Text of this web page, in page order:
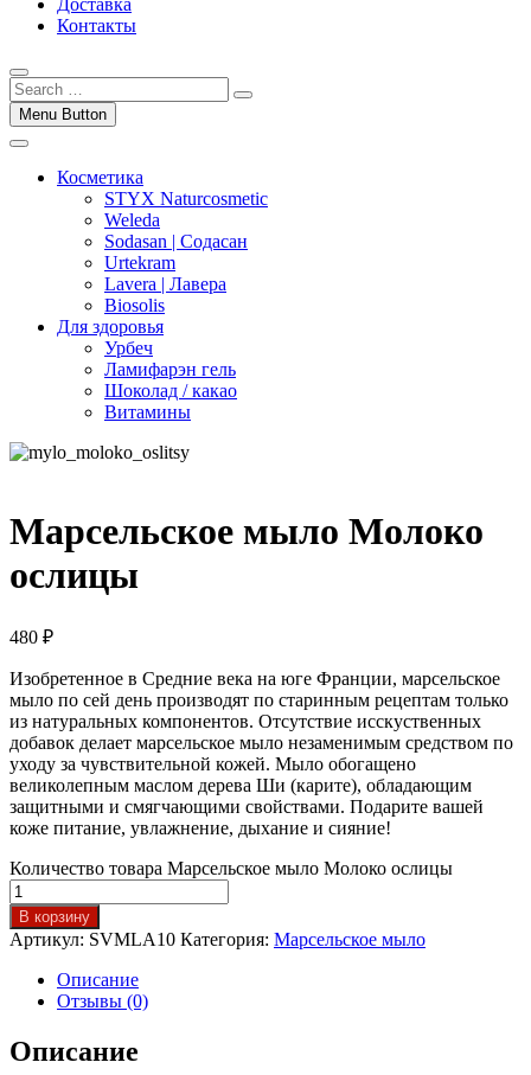
Доставка
Контакты
Menu Button
Косметика
STYX Naturcosmetic
Weleda
Sodasan | Содасан
Urtekram
Lavera | Лавера
Biosolis
Для здоровья
Урбеч
Ламифарэн гель
Шоколад / какао
Витамины
Марсельское мыло Молоко
ослицы
480 ₽
Изобретенное в Средние века на юге Франции, марсельское
мыло по сей день производят по старинным рецептам только
из натуральных компонентов. Отсутствие исскуственных
добавок делает марсельское мыло незаменимым средством по
уходу за чувствительной кожей. Мыло обогащено
великолепным маслом дерева Ши (карите), обладающим
защитными и смягчающими свойствами. Подарите вашей
коже питание, увлажнение, дыхание и сияние!
Количество товара Марсельское мыло Молоко ослицы
В корзину
Артикул: SVMLA10 Категория: Марсельское мыло
Описание
Отзывы (0)
Описание